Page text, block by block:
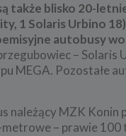
także blisko 20-
1 Solaris Urbino
autobusy
– Solaris
MEGA. Pozostałe
należący MZK Konin
– prawie 100